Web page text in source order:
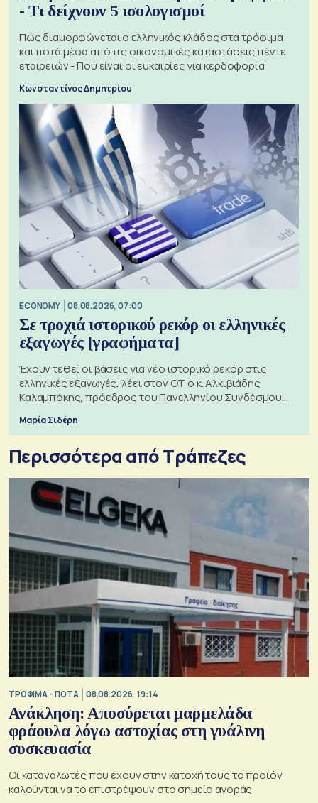
- Τι δείχνουν 5 ισολογισμοί
Πώς διαμορφώνεται ο ελληνικός κλάδος στα τρόφιμα
και ποτά μέσα από τις οικονομικές καταστάσεις πέντε
εταιρειών - Πού είναι οι ευκαιρίες για κερδοφορία
Κωνσταντίνος Δημητρίου
ECONOMY 08.08.2026, 07:00
Σε τροχιά ιστορικού ρεκόρ οι ελληνικές
εξαγωγές [γραφήματα]
Έχουν τεθεί οι βάσεις για νέο ιστορικό ρεκόρ στις
ελληνικές εξαγωγές, λέει στον ΟΤ ο κ. Αλκιβιάδης
Καλαμπόκης, πρόεδρος του Πανελληνίου Συνδέσμου
Μαρία Σιδέρη
Περισσότερα από Τράπεζες
ΤΡΟΦΙΜΑ – ΠΟΤΑ 08.08.2026, 19:14
Ανάκληση: Αποσύρεται μαρμελάδα
φράουλα λόγω αστοχίας στη γυάλινη
συσκευασία
Οι καταναλωτές που έχουν στην κατοχή τους το προϊόν
καλούνται να το επιστρέψουν στο σημείο αγοράς